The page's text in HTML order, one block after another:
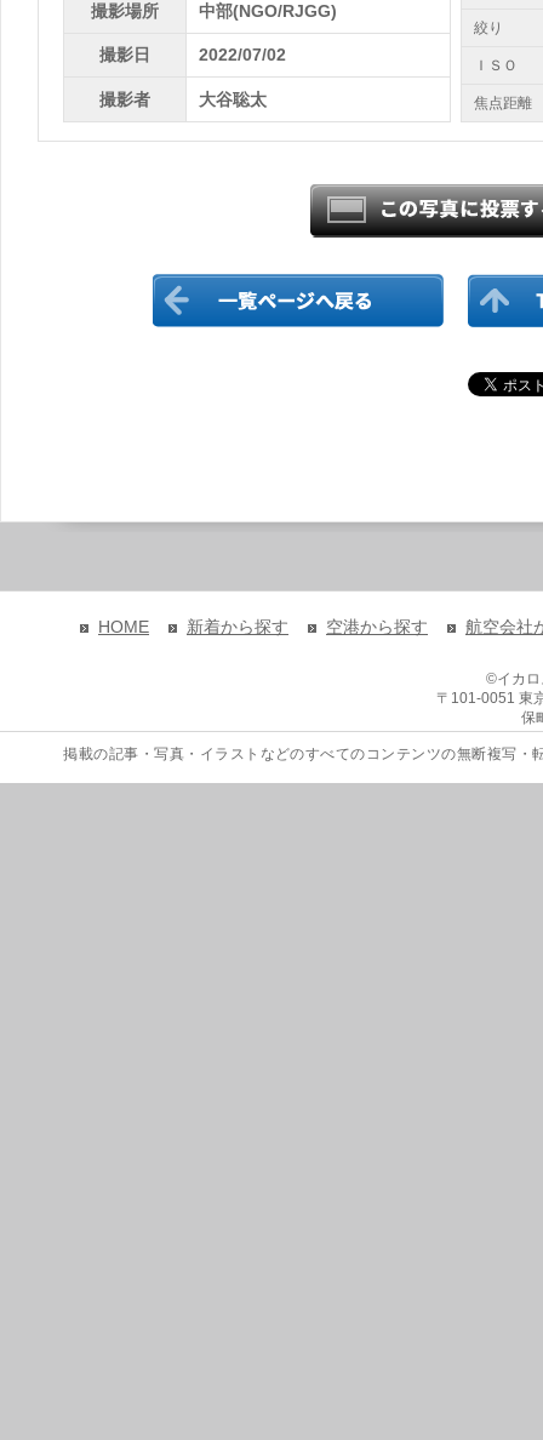
撮影場所 中部(NGO/RJGG)
撮影日 2022/07/02
撮影者 大谷聡太
絞り
ＩＳＯ
焦点距離
HOME 新着から探す 空港から探す 航空会社
©イカ
〒101-0051 東
保
掲載の記事・写真・イラストなどのすべてのコンテンツの無断複